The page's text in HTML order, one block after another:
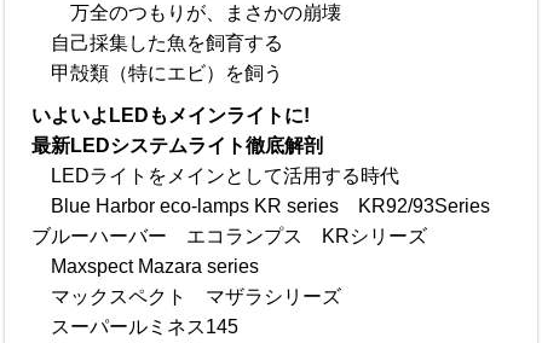
万全のつもりが、まさかの崩壊
自己採集した魚を飼育する
甲殻類（特にエビ）を飼う
いよいよLEDもメインライトに!
最新LEDシステムライト徹底解剖
LEDライトをメインとして活用する時代
Blue Harbor eco-lamps KR series KR92/93Series
ブルーハーバー エコランプス KRシリーズ
Maxspect Mazara series
マックスペクト マザラシリーズ
スーパールミネス145